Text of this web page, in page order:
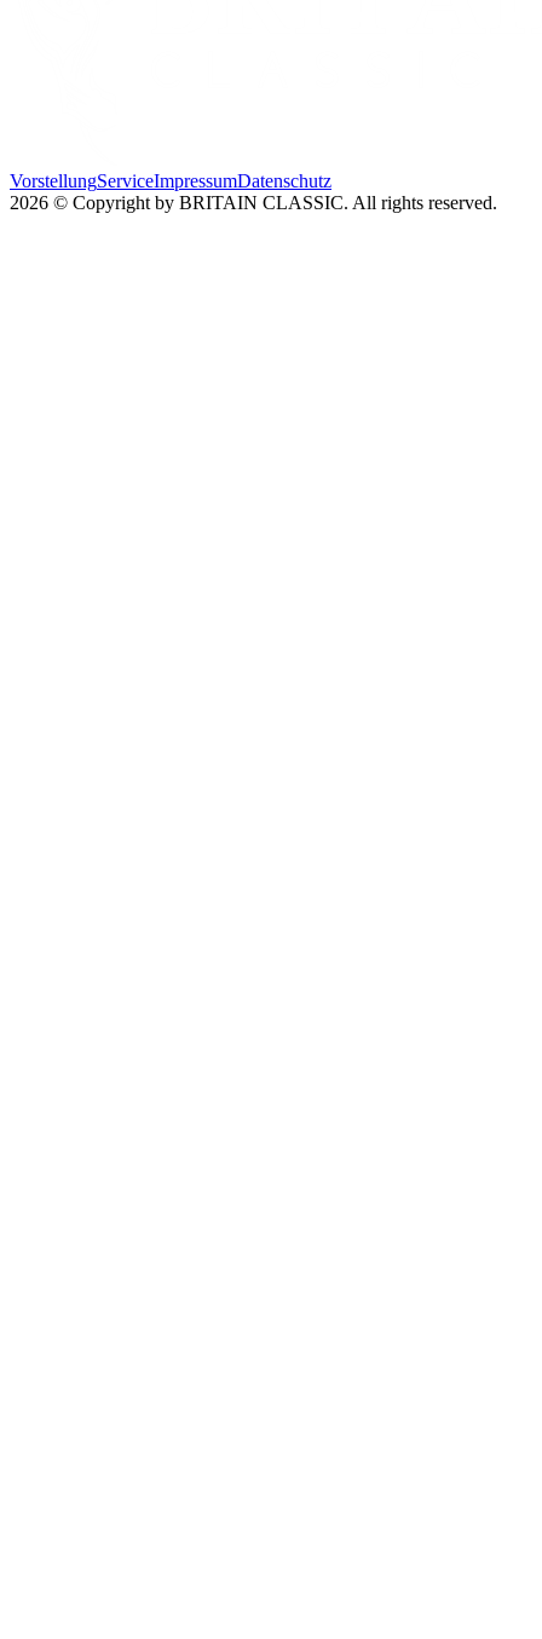
VorstellungServiceImpressumDatenschutz
2026 © Copyright by BRITAIN CLASSIC. All rights reserved.